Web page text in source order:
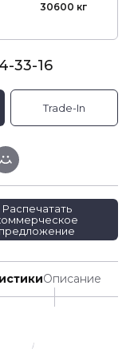
30600 кг
33-16
Trade-In
Распечатать
предложение
Описание